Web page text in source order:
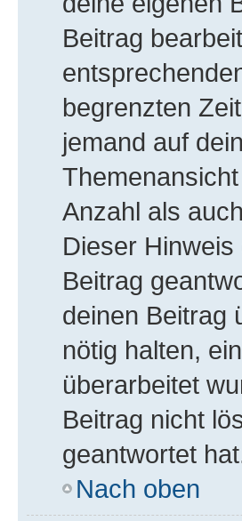
Beitrag
begrenzten
jemand auf
Anzahl als
Dieser
Beitrag
deinen Beitrag
nötig halten,
überarbeitet
Beitrag nicht
geantwortet
Nach oben